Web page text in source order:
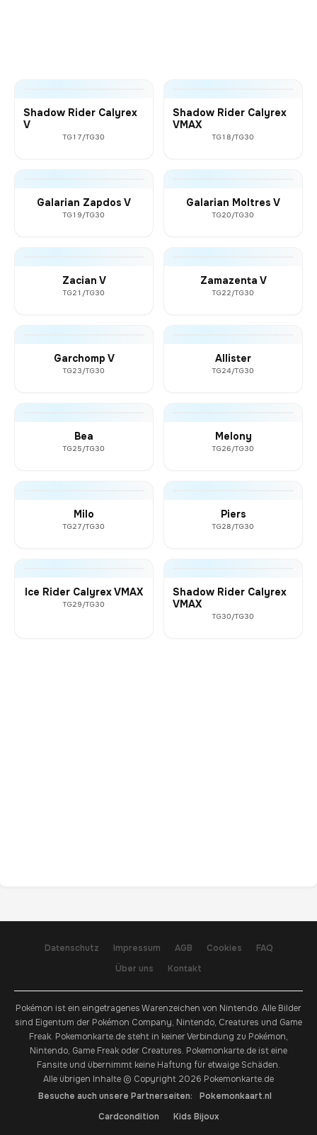
Shadow Rider Calyrex
V
TG17/TG30
Shadow Rider Calyrex
VMAX
TG18/TG30
Galarian Zapdos V
TG19/TG30
Galarian Moltres V
TG20/TG30
Zacian V
TG21/TG30
Zamazenta V
TG22/TG30
Garchomp V
TG23/TG30
Allister
TG24/TG30
Bea
TG25/TG30
Melony
TG26/TG30
Milo
TG27/TG30
Piers
TG28/TG30
Ice Rider Calyrex VMAX
TG29/TG30
Shadow Rider Calyrex
VMAX
TG30/TG30
Datenschutz Impressum AGB Cookies
FAQ
Über uns
Kontakt
Pokémon ist ein eingetragenes Warenzeichen von Nintendo. Alle Bilder
sind Eigentum der Pokémon Company, Nintendo, Creatures und Game
Freak. Pokemonkarte.de steht in keiner Verbindung zu Pokémon,
Nintendo, Game Freak oder Creatures. Pokemonkarte.de ist eine
Fansite und übernimmt keine Haftung für etwaige Schäden.
Alle übrigen Inhalte © Copyright 2026 Pokemonkarte.de
Besuche auch unsere Partnerseiten:
Pokemonkaart.nl
Cardcondition
Kids Bijoux